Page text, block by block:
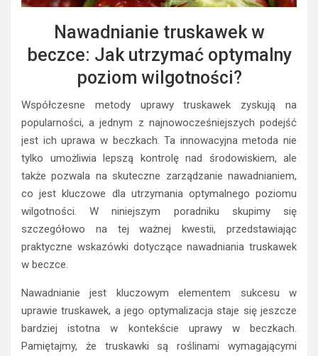
Nawadnianie truskawek w
beczce: Jak utrzymać optymalny
poziom wilgotności?
Współczesne metody uprawy truskawek zyskują na
popularności, a jednym z najnowocześniejszych podejść
jest ich uprawa w beczkach. Ta innowacyjna metoda nie
tylko umożliwia lepszą kontrolę nad środowiskiem, ale
także pozwala na skuteczne zarządzanie nawadnianiem,
co jest kluczowe dla utrzymania optymalnego poziomu
wilgotności. W niniejszym poradniku skupimy się
szczegółowo na tej ważnej kwestii, przedstawiając
praktyczne wskazówki dotyczące nawadniania truskawek
w beczce.
Nawadnianie jest kluczowym elementem sukcesu w
uprawie truskawek, a jego optymalizacja staje się jeszcze
bardziej istotna w kontekście uprawy w beczkach.
Pamiętajmy, że truskawki są roślinami wymagającymi